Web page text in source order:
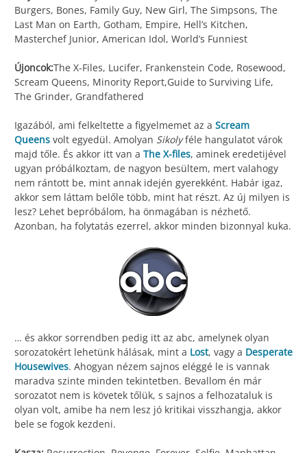
Burgers, Bones, Family Guy, New Girl, The Simpsons, The
Last Man on Earth, Gotham, Empire, Hell’s Kitchen,
Masterchef Junior, American Idol, World’s Funniest
Újoncok:The X-Files, Lucifer, Frankenstein Code, Rosewood,
Scream Queens, Minority Report,Guide to Surviving Life,
The Grinder, Grandfathered
Igazából, ami felkeltette a figyelmemet az a Scream
Queens volt egyedül. Amolyan Sikolyféle hangulatot várok
majd tőle. És akkor itt van a The X-files, aminek eredetijével
ugyan próbálkoztam, de nagyon besültem, mert valahogy
nem rántott be, mint annak idején gyerekként. Habár igaz,
akkor sem láttam belőle több, mint hat részt. Az új milyen is
lesz? Lehet bepróbálom, ha önmagában is nézhető.
Azonban, ha folytatás ezerrel, akkor minden bizonnyal kuka.
… és akkor sorrendben pedig itt az abc, amelynek olyan
sorozatokért lehetünk hálásak, mint a Lost, vagy a Desperate
Housewives. Ahogyan nézem sajnos eléggé le is vannak
maradva szinte minden tekintetben. Bevallom én már
sorozatot nem is követek tőlük, s sajnos a felhozataluk is
olyan volt, amibe ha nem lesz jó kritikai visszhangja, akkor
bele se fogok kezdeni.